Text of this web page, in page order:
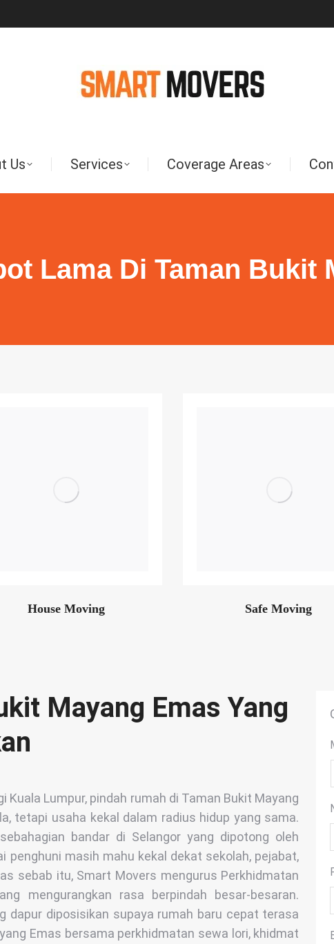
Us Services Coverage Areas
Lama Di Taman Bukit
House Moving Safe Moving
Mayang Emas Yang
Lumpur, pindah rumah di Taman Bukit Mayang
tetapi usaha kekal dalam radius hidup yang sama.
bandar di Selangor yang dipotong oleh
penghuni masih mahu kekal dekat sekolah, pejabat,
sebab itu, Smart Movers mengurus Perkhidmatan
mengurangkan rasa berpindah besar-besaran.
dapur diposisikan supaya rumah baru cepat terasa
Emas bersama perkhidmatan sewa lori, khidmat